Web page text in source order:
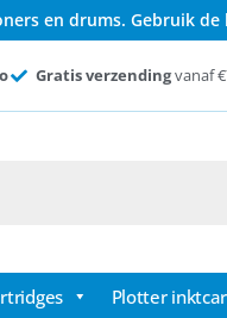
en drums. Gebruik de
Gratis verzendingvanaf
Plotter